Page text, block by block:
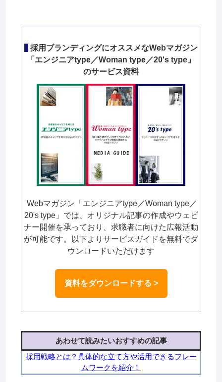
採用ブランディングにオススメなWebマガジン
「エンジニアtype／Woman type／20's type」
のサービス資料
Webマガジン「エンジニアtype／Woman type／
20's type」では、オリジナル記事の作成やウェビ
ナー開催を承っており、求職者に向けた広報活動
が可能です。以下よりサービスガイドを無料でダ
ウンロードいただけます
資料をダウンロードする >
あわせて読みたいおすすめの記事
採用戦略とは？具体的な立て方や活用できるフレー
ムワークを紹介！